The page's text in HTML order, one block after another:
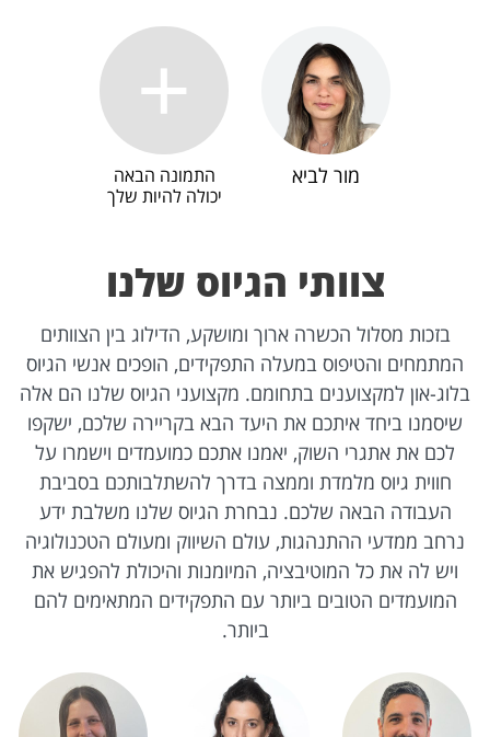
מור לביא
התמונה הבאה
יכולה להיות שלך
צוותי הגיוס שלנו
בזכות מסלול הכשרה ארוך ומושקע, הדילוג בין הצוותים
המתמחים והטיפוס במעלה התפקידים, הופכים אנשי הגיוס
בלוג-און למקצוענים בתחומם. מקצועני הגיוס שלנו הם אלה
שיסמנו ביחד איתכם את היעד הבא בקריירה שלכם, ישקפו
לכם את אתגרי השוק, יאמנו אתכם כמועמדים וישמרו על
חווית גיוס מלמדת וממצה בדרך להשתלבותכם בסביבת
העבודה הבאה שלכם. נבחרת הגיוס שלנו משלבת ידע
נרחב ממדעי ההתנהגות, עולם השיווק ומעולם הטכנולוגיה
ויש לה את כל המוטיבציה, המיומנות והיכולת להפגיש את
המועמדים הטובים ביותר עם התפקידים המתאימים להם
ביותר.